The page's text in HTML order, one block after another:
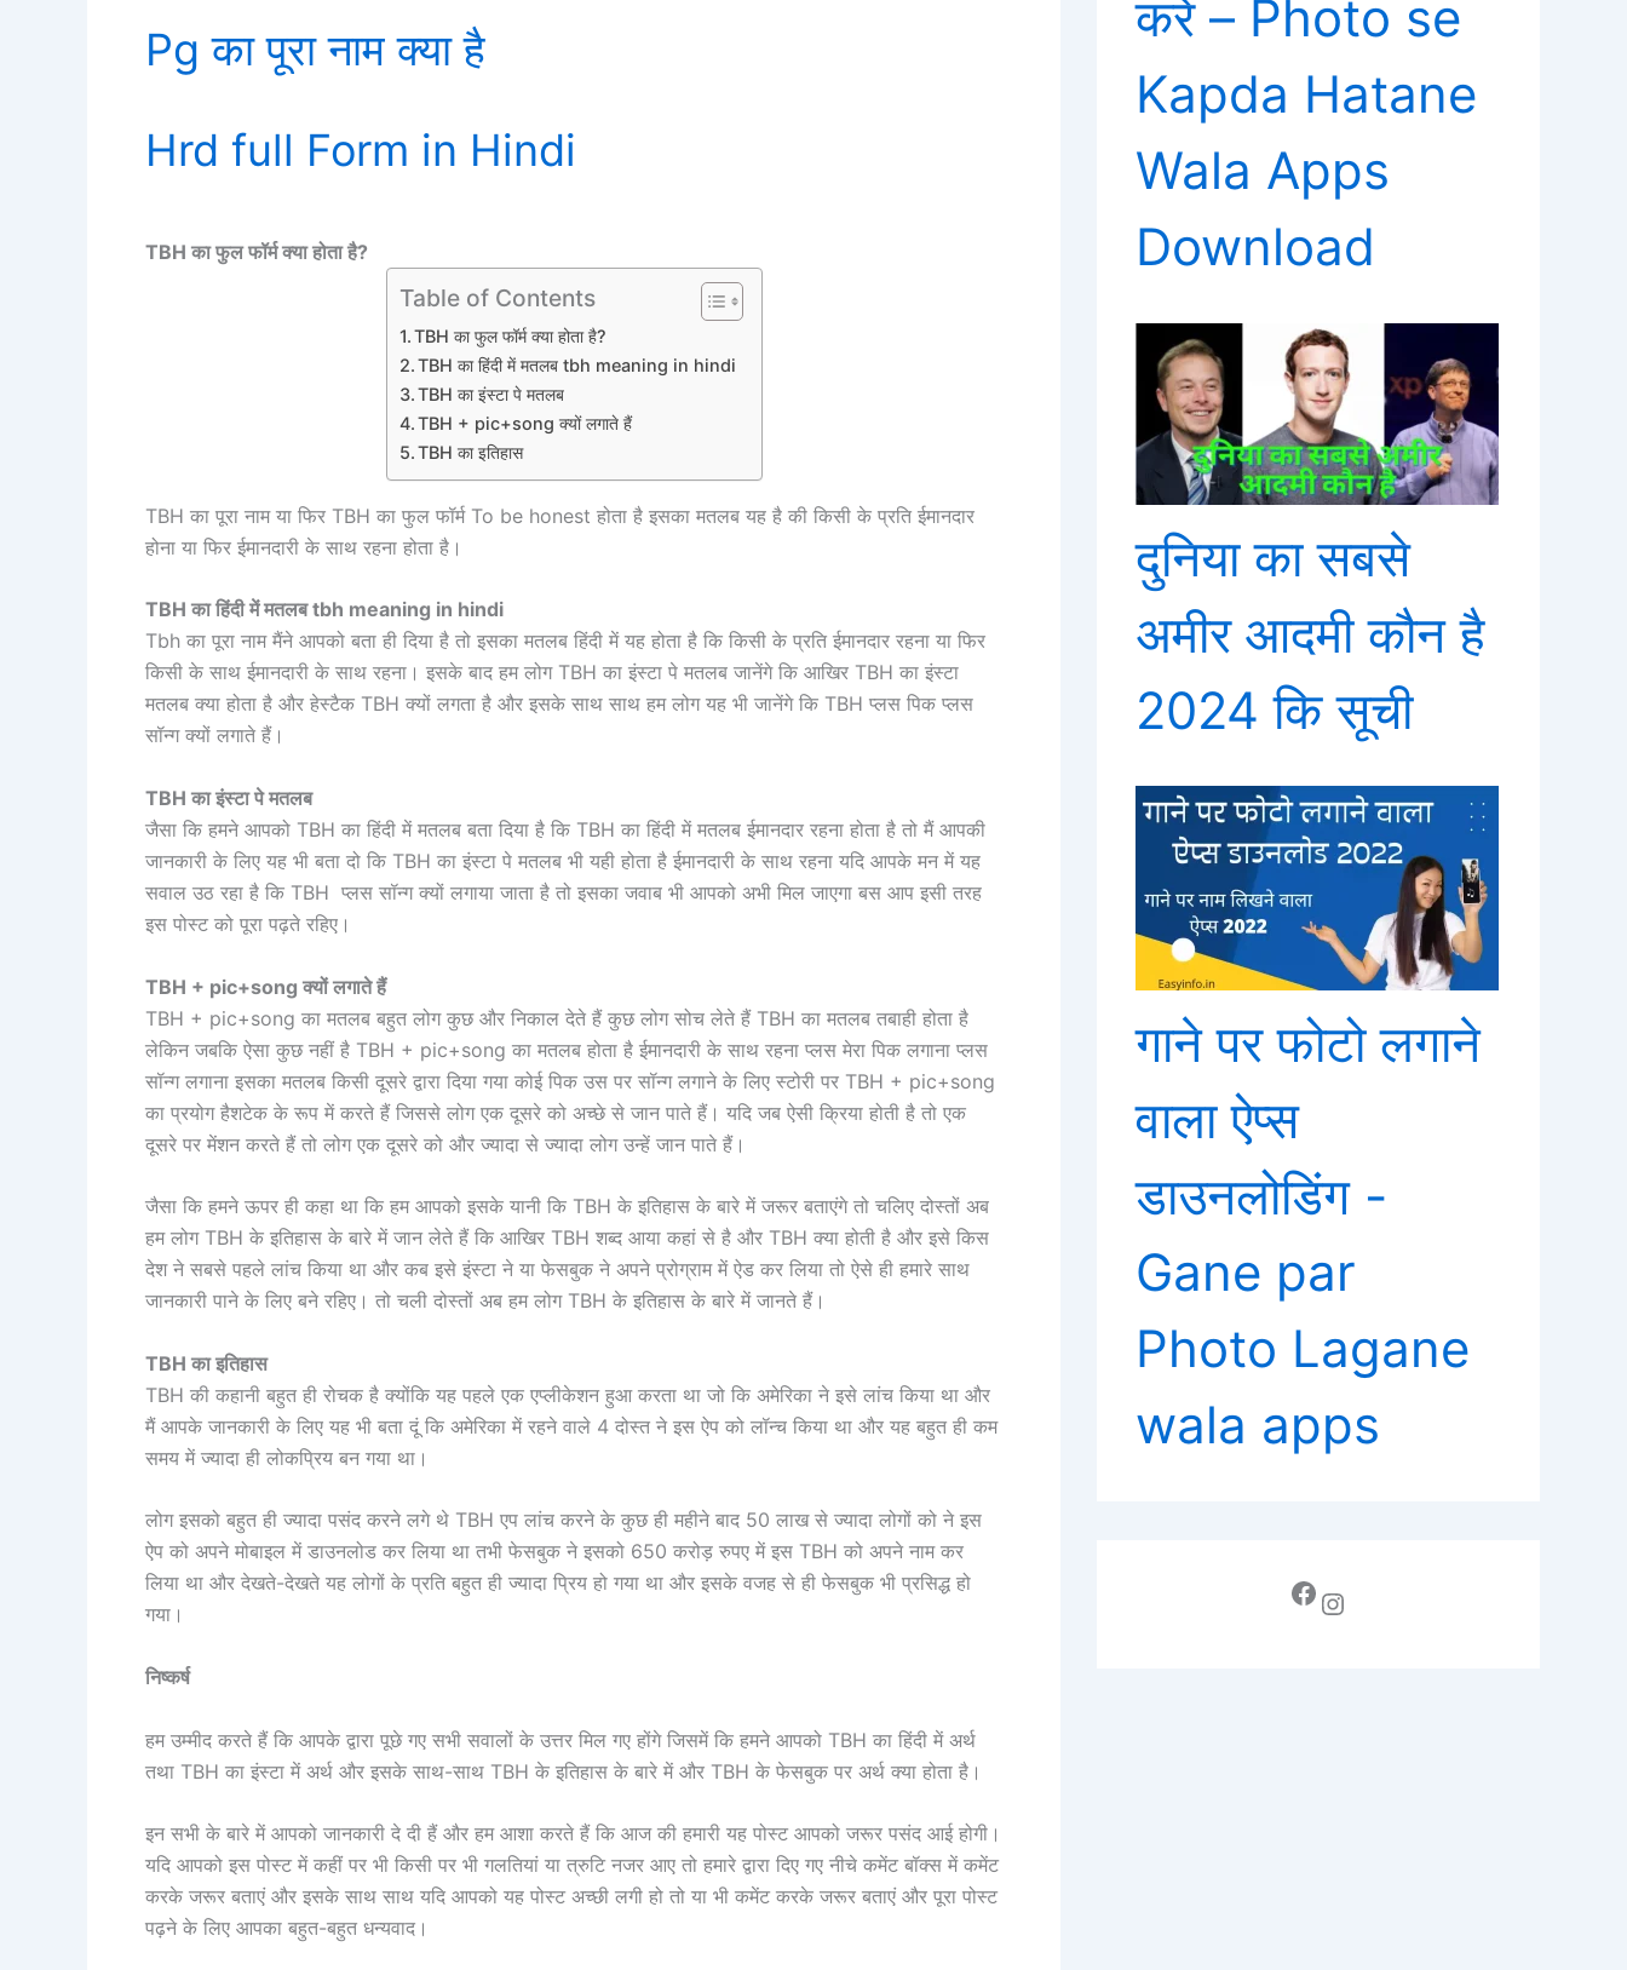
Pg का पूरा नाम क्या है
Hrd full Form in Hindi
TBH का फुल फॉर्म क्या होता है?
Table of Contents
TBH का फुल फॉर्म क्या होता है?
TBH का हिंदी में मतलब tbh meaning in hindi
TBH का इंस्टा पे मतलब
TBH + pic+song क्यों लगाते हैं
TBH का इतिहास
TBH का पूरा नाम या फिर TBH का फुल फॉर्म To be honest होता है इसका मतलब यह है की किसी के प्रति ईमानदार
होना या फिर ईमानदारी के साथ रहना होता है।
TBH का हिंदी में मतलबtbh meaning in hindi
Tbh का पूरा नाम मैंने आपको बता ही दिया है तो इसका मतलब हिंदी में यह होता है कि किसी के प्रति ईमानदार रहना या फिर
किसी के साथ ईमानदारी के साथ रहना। इसके बाद हम लोग TBH का इंस्टा पे मतलब जानेंगे कि आखिर TBH का इंस्टा
मतलब क्या होता है और हेस्टैक TBH क्यों लगता है और इसके साथ साथ हम लोग यह भी जानेंगे कि TBH प्लस पिक प्लस
सॉन्ग क्यों लगाते हैं।
TBH का इंस्टा पे मतलब
जैसा कि हमने आपको TBH का हिंदी में मतलब बता दिया है कि TBH का हिंदी में मतलब ईमानदार रहना होता है तो मैं आपकी
जानकारी के लिए यह भी बता दो कि TBH का इंस्टा पे मतलब भी यही होता है ईमानदारी के साथ रहना यदि आपके मन में यह
सवाल उठ रहा है कि TBH प्लस सॉन्ग क्यों लगाया जाता है तो इसका जवाब भी आपको अभी मिल जाएगा बस आप इसी तरह
इस पोस्ट को पूरा पढ़ते रहिए।
TBH + pic+song क्यों लगाते हैं
TBH + pic+song का मतलब बहुत लोग कुछ और निकाल देते हैं कुछ लोग सोच लेते हैं TBH का मतलब तबाही होता है
लेकिन जबकि ऐसा कुछ नहीं है TBH + pic+song का मतलब होता है ईमानदारी के साथ रहना प्लस मेरा पिक लगाना प्लस
सॉन्ग लगाना इसका मतलब किसी दूसरे द्वारा दिया गया कोई पिक उस पर सॉन्ग लगाने के लिए स्टोरी पर TBH + pic+song
का प्रयोग हैशटेक के रूप में करते हैं जिससे लोग एक दूसरे को अच्छे से जान पाते हैं। यदि जब ऐसी क्रिया होती है तो एक
दूसरे पर मेंशन करते हैं तो लोग एक दूसरे को और ज्यादा से ज्यादा लोग उन्हें जान पाते हैं।
जैसा कि हमने ऊपर ही कहा था कि हम आपको इसके यानी कि TBH के इतिहास के बारे में जरूर बताएंगे तो चलिए दोस्तों अब
हम लोग TBH के इतिहास के बारे में जान लेते हैं कि आखिर TBH शब्द आया कहां से है और TBH क्या होती है और इसे किस
देश ने सबसे पहले लांच किया था और कब इसे इंस्टा ने या फेसबुक ने अपने प्रोग्राम में ऐड कर लिया तो ऐसे ही हमारे साथ
जानकारी पाने के लिए बने रहिए। तो चली दोस्तों अब हम लोग TBH के इतिहास के बारे में जानते हैं।
TBH का इतिहास
TBH की कहानी बहुत ही रोचक है क्योंकि यह पहले एक एप्लीकेशन हुआ करता था जो कि अमेरिका ने इसे लांच किया था और
मैं आपके जानकारी के लिए यह भी बता दूं कि अमेरिका में रहने वाले 4 दोस्त ने इस ऐप को लॉन्च किया था और यह बहुत ही कम
समय में ज्यादा ही लोकप्रिय बन गया था।
लोग इसको बहुत ही ज्यादा पसंद करने लगे थे TBH एप लांच करने के कुछ ही महीने बाद 50 लाख से ज्यादा लोगों को ने इस
ऐप को अपने मोबाइल में डाउनलोड कर लिया था तभी फेसबुक ने इसको 650 करोड़ रुपए में इस TBH को अपने नाम कर
लिया था और देखते-देखते यह लोगों के प्रति बहुत ही ज्यादा प्रिय हो गया था और इसके वजह से ही फेसबुक भी प्रसिद्ध हो
गया।
निष्कर्ष
हम उम्मीद करते हैं कि आपके द्वारा पूछे गए सभी सवालों के उत्तर मिल गए होंगे जिसमें कि हमने आपको TBH का हिंदी में अर्थ
तथा TBH का इंस्टा में अर्थ और इसके साथ-साथ TBH के इतिहास के बारे में और TBH के फेसबुक पर अर्थ क्या होता है।
इन सभी के बारे में आपको जानकारी दे दी हैं और हम आशा करते हैं कि आज की हमारी यह पोस्ट आपको जरूर पसंद आई होगी।
यदि आपको इस पोस्ट में कहीं पर भी किसी पर भी गलतियां या त्रुटि नजर आए तो हमारे द्वारा दिए गए नीचे कमेंट बॉक्स में कमेंट
करके जरूर बताएं और इसके साथ साथ यदि आपको यह पोस्ट अच्छी लगी हो तो या भी कमेंट करके जरूर बताएं और पूरा पोस्ट
पढ़ने के लिए आपका बहुत-बहुत धन्यवाद।
करे – Photo se
Kapda Hatane
Wala Apps
Download
दुनिया का सबसे
अमीर आदमी कौन है
2024 कि सूची
गाने पर फोटो लगाने
वाला ऐप्स
डाउनलोडिंग -
Gane par
Photo Lagane
wala apps
Facebook Instagram